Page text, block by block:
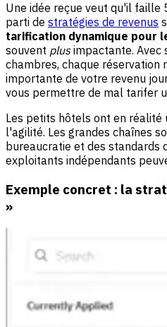
Une idée reçue veut qu'il
parti de stratégies de revenus
tarification dynamique pour
souvent plusimpactante. Avec
chambres, chaque réservation
importante de votre revenu
vous permettre de mal tarifer
Les petits hôtels ont en réalité
l'agilité. Les grandes chaînes
bureaucratie et des standards
exploitants indépendants
Exemple concret : la
»